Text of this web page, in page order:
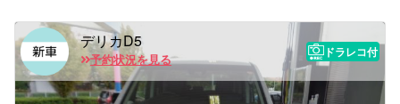
デリカD5
予約状況を見る
ドラレコ付